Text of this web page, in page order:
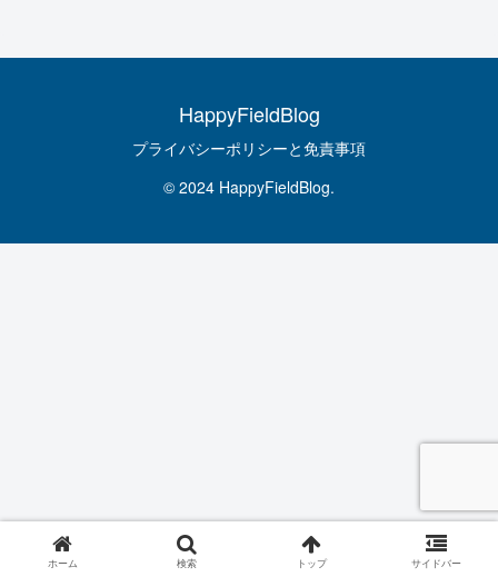
HappyFieldBlog
プライバシーポリシーと免責事項
© 2024 HappyFieldBlog.
ホーム 検索 トップ サイドバー